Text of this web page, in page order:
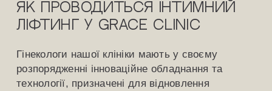
Як проводиться інтимний
ліфтинг у Grace Clinic
Гінекологи нашої клініки мають у своєму
розпорядженні інноваційне обладнання та
технології, призначені для відновлення